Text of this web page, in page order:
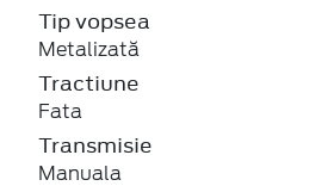
Tip vopsea
Metalizată
Tractiune
Fata
Transmisie
Manuala